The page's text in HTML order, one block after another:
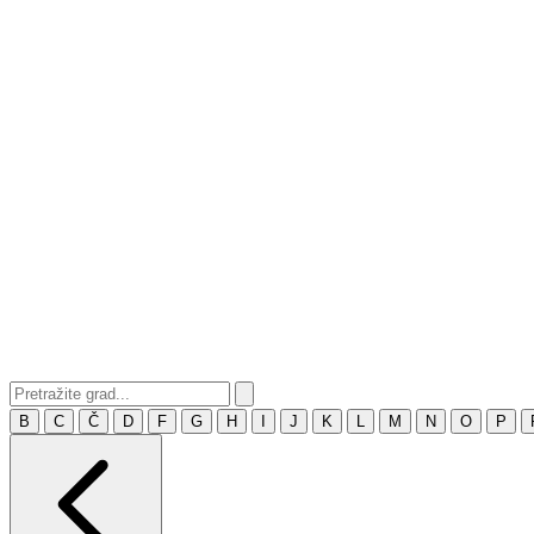
B C Č D F G H J K M N O P